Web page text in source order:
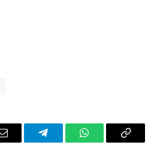
Email TelegramWhatsAppCopy